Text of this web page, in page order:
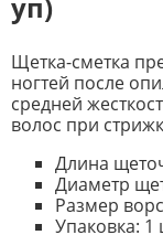
уп)
Щетка-сметка
ногтей после
средней
волос при
Длина
Диаметр
Размер
Упаковка: 1